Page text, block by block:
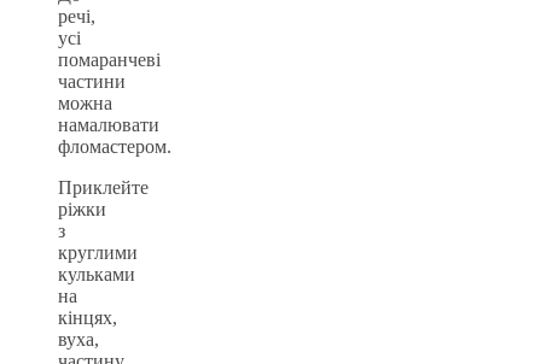
речі,
усі
помаранчеві
частини
можна
намалювати
фломастером.
Приклейте
ріжки
з
круглими
кульками
на
кінцях,
вуха,